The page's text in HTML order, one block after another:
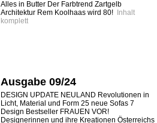
Alles in Butter Der Farbtrend Zartgelb
Architektur Rem Koolhaas wird 80!
Inhalt
komplett
Ausgabe 09/24
DESIGN UPDATE NEULAND Revolutionen in
Licht, Material und Form 25 neue Sofas 7
Design Bestseller FRAUEN VOR!
Designerinnen und ihre Kreationen Österreichs